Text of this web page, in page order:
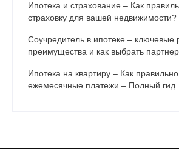
Ипотека и страхование – Как
страховку для вашей недвижимости?
Соучредитель в ипотеке – ключевые
преимущества и как выбрать
Ипотека на квартиру – Как
ежемесячные платежи – Полный гид